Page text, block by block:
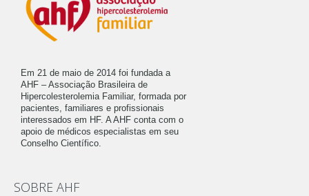
Em 21 de maio de 2014 foi fundada a
AHF – Associação Brasileira de
Hipercolesterolemia Familiar, formada por
pacientes, familiares e profissionais
interessados em HF. A AHF conta com o
apoio de médicos especialistas em seu
Conselho Científico.
SOBRE AHF